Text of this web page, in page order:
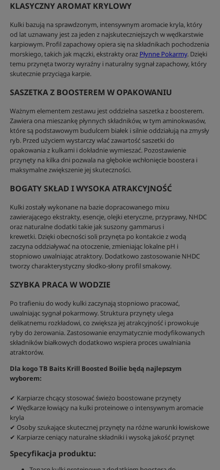
KLASYCZNY AROMAT KRYLOWY
Kulki bazują na sprawdzonym, intensywnym aromacie kryla, który
od lat uznawany jest za jeden z najskuteczniejszych w wędkarstwie
karpiowym. Profil zapachowy opiera się na składnikach pochodzenia
morskiego, takich jak mączki, ekstrakty oraz Płynne Pokarmy. Dzięki
temu przynęta tworzy wyraźny i naturalny sygnał zapachowy, który
skutecznie przyciąga karpie.
SASZETKA Z BOOSTEREM W OPAKOWANIU
Ważnym elementem zestawu jest oddzielna saszetka z boosterem.
Zawiera ona mieszankę płynnych składników, w tym aminokwasów,
które są podstawowym budulcem białek i silnie oddziałują na zmysły
ryb. Przed użyciem wystarczy wlać zawartość saszetki do
opakowania z kulkami i dokładnie wymieszać. Pozostawienie
przynęty na kilka dni pozwala na głębokie wchłonięcie boostera i
maksymalne zwiększenie jej skuteczności.
BOGATY SKŁAD I WYSOKA ATRAKCYJNOŚĆ
Kulki zostały wykonane na bazie dopracowanego mixu
zawierającego ekstrakty, esencje, olejki eteryczne, przyprawy, NHDC
oraz naturalne dodatki takie jak suszony gammarus i
krewetki. Dzięki obecności soli przynęta po kontakcie z wodą
zaczyna oddziaływać na otoczenie, zmieniając lokalne pH i
stopniowo uwalniając atraktory. Dodatkowo zastosowanie NHDC
tworzy charakterystyczny słodko-słony profil smakowy.
SZYBKA PRACA W WODZIE
Po trafieniu do wody kulki zaczynają stopniowo pracować,
uwalniając sygnał pokarmowy. Struktura przynęty ulega
delikatnemu rozkładowi, co zwiększa jej atrakcyjność i prowokuje
ryby do żerowania. Zastosowanie enzymatycznie modyfikowanych
składników białkowych dodatkowo wspiera proces uwalniania
atraktorów.
Dla kogo TB Baits Krill Boosted Boilie będą najlepszym
wyborem:
✔ Karpiarze chcący stosować świeżo boostowane przynęty
✔ Wędkarze łowiący na kulki proteinowe o intensywnym aromacie
kryla
✔ Osoby szukające skutecznej przynęty na różne warunki łowiskowe
✔ Karpiarze ceniący naturalne składniki i wysoką jakość przynęt
Specyfikacja produktu: